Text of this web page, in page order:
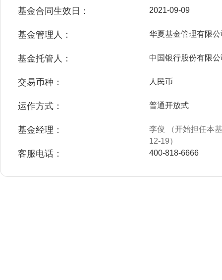
基金合同生效日： 2021-09-09
基金管理人： 华夏基金管理有限公
基金托管人： 中国银行股份有限公
交易币种： 人民币
运作方式： 普通开放式
基金经理：
李俊 （开始担任本
12-19）
客服电话： 400-818-6666